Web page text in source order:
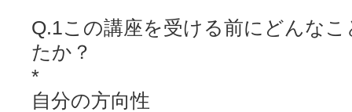
Q.1この講座を受ける前にどんな
たか？
*
自分の方向性